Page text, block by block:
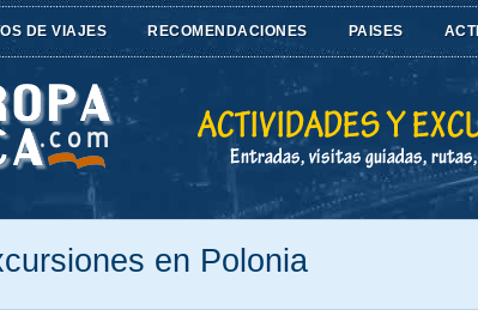
DE VIAJES RECOMENDACIONES PAISES
en Polonia